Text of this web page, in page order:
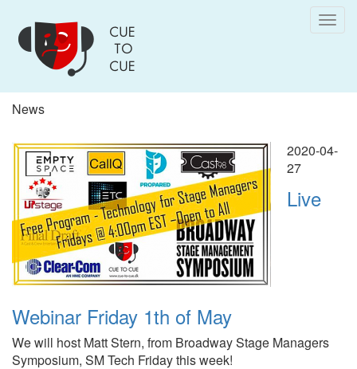
main
content
News
2020-04-
27
Live
Webinar Friday 1th of May
We will host Matt Stern, from Broadway Stage Managers
Symposium, SM Tech Friday this week!
Pagination